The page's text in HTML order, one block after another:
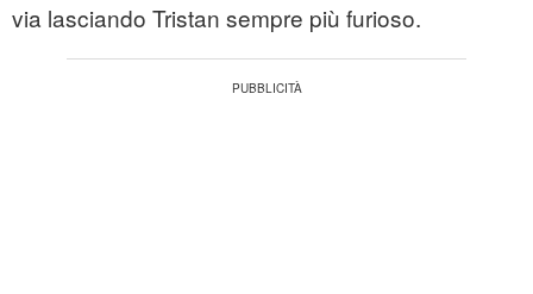
via lasciando Tristan sempre più furioso.